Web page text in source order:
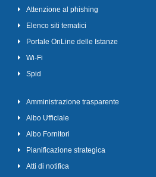
Attenzione al phishing
Elenco siti tematici
Portale OnLine delle Istanze
Wi-Fi
Spid
Amministrazione trasparente
Albo Ufficiale
Albo Fornitori
Pianificazione strategica
Atti di notifica